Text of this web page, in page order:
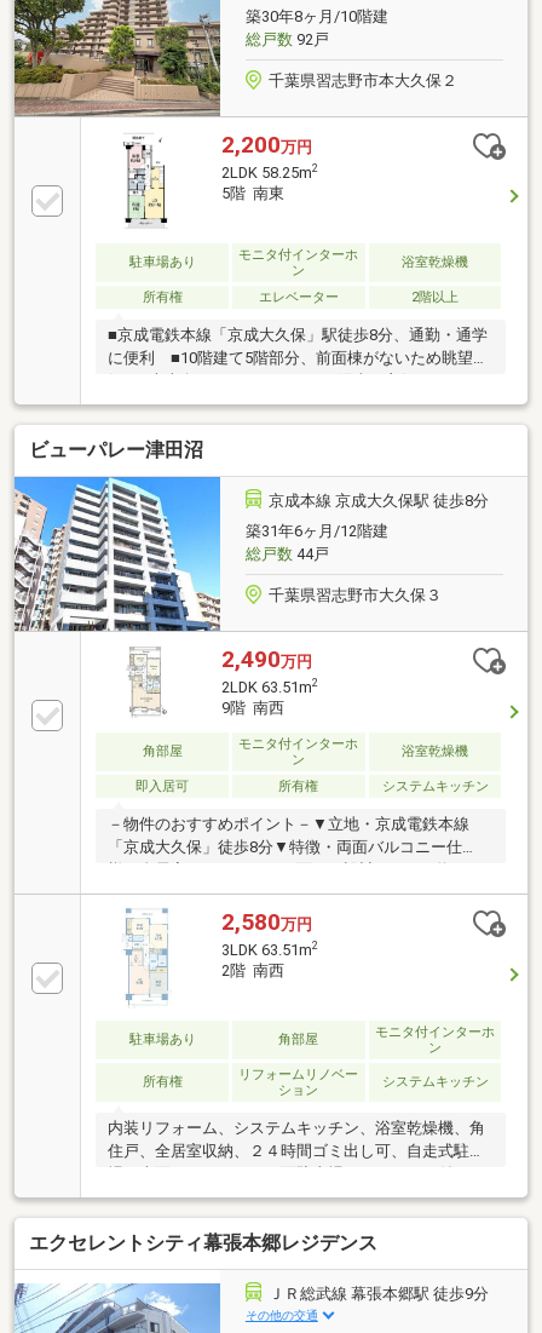
築30年8ヶ月/10階建
総戸数92戸
千葉県習志野市本大久保２
2,200万円
2LDK 58.25m2
5階 南東
駐車場あり
モニタ付インターホ
ン
浴室乾燥機
所有権 エレベーター 2階以上
■京成電鉄本線「京成大久保」駅徒歩8分、通勤・通学
に便利 ■10階建て5階部分、前面棟がないため眺望良
㎡ 2LDK＋WIC ■WIC付きで収納充実 ■オートロッ
ク・TVモニター付インターホン ■ペット飼育可能
（飼育細則あり）■買い物施設や公園が近く、生活利
便性良好
ビューパレー津田沼
京成本線 京成大久保駅 徒歩8分
築31年6ヶ月/12階建
総戸数44戸
千葉県習志野市大久保３
2,490万円
2LDK 63.51m2
9階 南西
角部屋
モニタ付インターホ
ン
浴室乾燥機
即入居可 所有権 システムキッチン
－物件のおすすめポイント－▼立地・京成電鉄本線
「京成大久保」徒歩8分▼特徴・両面バルコニー仕
帖の広さ・全居室・廊下に収納を設置・食洗機・給湯
器交換(令和3年5月)・浴室換気乾燥機交換(令和7年12
月)・即お引渡し可能(残金精算後)▼設備・オートロッ
ク・TVモニタ付インターホン▼周辺環境・ビッグ・エ
ー習志野大久保店 徒歩1分(約40m)・ファミリーマート
日大生産工学部前店 徒歩1分(約80m)■ ご希望の住まい
探しをお手伝いします ━━━━━・・・物件の詳細・
2,580万円
3LDK 63.51m2
2階 南西
駐車場あり 角部屋
モニタ付インターホ
ン
所有権
リフォームリノベー
ション
システムキッチン
内装リフォーム、システムキッチン、浴室乾燥機、角
住戸、全居室収納、２４時間ゴミ出し可、自走式駐車
ターホン、南西向き、エレベーター、宅配ボックス、
駐輪場、バイク置場
エクセレントシティ幕張本郷レジデンス
ＪＲ総武線 幕張本郷駅 徒歩9分
その他の交通